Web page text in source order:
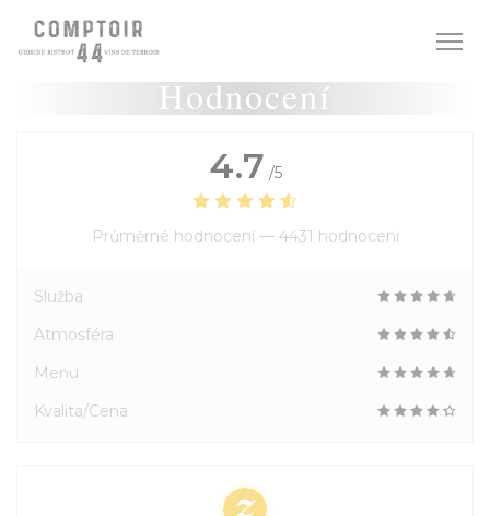
Panel pro správu cookies
Hodnocení
4.7 /5
Průměrné hodnocení — 4431 hodnoceni
Služba
Atmosféra
Menu
Kvalita/Cena